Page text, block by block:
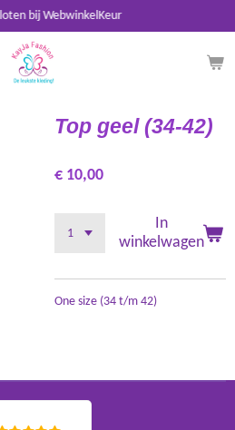
bij WebwinkelKeur
Top geel (34-42)
€ 10,00
In
winkelwagen
One size (34 t/m 42)